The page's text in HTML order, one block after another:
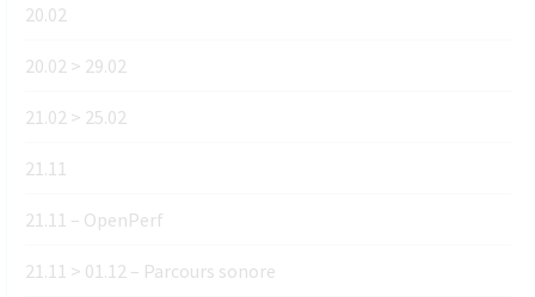
20.02
20.02 > 29.02
21.02 > 25.02
21.11
21.11 – OpenPerf
21.11 > 01.12 – Parcours sonore